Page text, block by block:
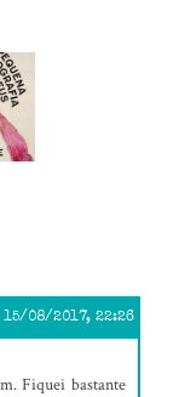
15/08/2017, 22:26
Fiquei bastante